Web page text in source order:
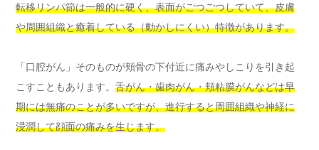
転移リンパ節は一般的に硬く、表面がごつごつしていて、皮膚
や周囲組織と癒着している（動かしにくい）特徴があります。
「口腔がん」そのものが頬骨の下付近に痛みやしこりを引き起
こすこともあります。 舌がん・歯肉がん・頬粘膜がんなどは早
期には無痛のことが多いですが、進行すると周囲組織や神経に
浸潤して顔面の痛みを生じます。